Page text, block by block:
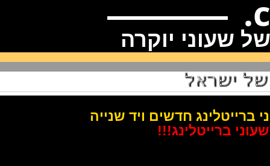
יוקרה
חדשים ויד שנייה
ברייטלינג!!!